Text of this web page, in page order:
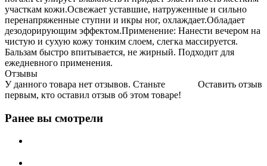
участкам кожи.Освежает уставшие, натруженные и сильно
перенапряженные ступни и икры ног, охлаждает.Обладает
дезодорирующим эффектом.Применение: Нанести вечером на
чистую и сухую кожу тонким слоем, слегка массируется.
Бальзам быстро впитывается, не жирный. Подходит для
ежедневного применения.
Отзывы
Оставить отзыв
У данного товара нет отзывов. Станьте
первым, кто оставил отзыв об этом товаре!
Ранее вы смотрели